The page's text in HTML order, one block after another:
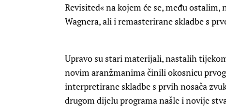
Revisited« na kojem će se, među
Wagnera, ali i remasterirane skladbe s
Upravo su stari materijali, nastalih
novim aranžmanima činili okosnicu
interpretirane skladbe s prvih nosača
drugom dijelu programa našle i novije